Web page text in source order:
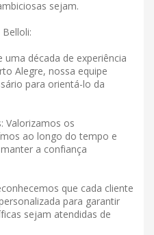
sejam.
uma década de experiência
Alegre, nossa equipe
para orientá-lo da
Valorizamos os
ao longo do tempo e
a confiança
que cada cliente
para garantir
sejam atendidas de